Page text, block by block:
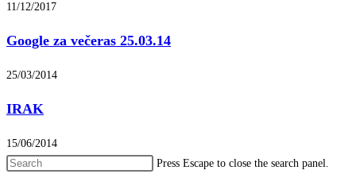
11/12/2017
Google za večeras 25.03.14
25/03/2014
IRAK
15/06/2014
Press Escape to close the search panel.